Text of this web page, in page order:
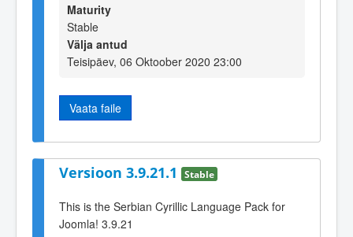
Maturity
Stable
Välja antud
Teisipäev, 06 Oktoober 2020 23:00
Vaata faile
Versioon 3.9.21.1 Stable
This is the Serbian Cyrillic Language Pack for
Joomla! 3.9.21